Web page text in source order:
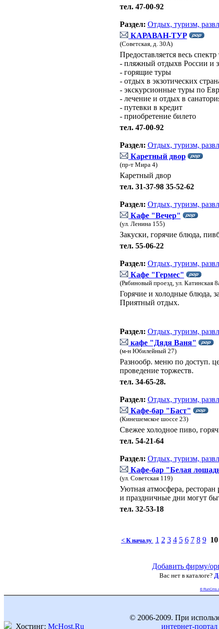
тел. 47-00-92
Раздел: Отдых, туризм,
КАРАВАН-ТУР
(Советская, д. 30А)
Предоставляется весь
- пляжный отдыхв России и
- горящие туры
- отдых в экзотических
- экскурсионные туры по
- лечение и отдых в
- путевки в кредит
- приобретение билето
тел. 47-00-92
Раздел: Отдых, туризм,
Каретный двор
(пр-т Мира 4)
Каретный двор
тел. 31-37-98 35-52-62
Раздел: Отдых, туризм,
Кафе "Вечер"
(ул. Ленина 155)
Закуски, горячие блюда,
тел. 55-06-22
Раздел: Отдых, туризм,
Кафе "Гермес"
(Рябиновый проезд, ул. Катинская
Горячие и холодные блюда,
Приятный отдых.
Раздел: Отдых, туризм,
кафе "Дядя Ваня"
(м-н Юбилейный 27)
Разнообр. меню по доступ.
проведение торжеств.
тел. 34-65-28.
Раздел: Отдых, туризм,
Кафе-бар "Баст"
(Кинешемское шоссе 23)
Свежее холодное пиво,
тел. 54-21-64
Раздел: Отдых, туризм,
Кафе-бар "Белая
(ул. Советская 119)
Уютная атмосфера,
и праздничные дни могут
тел. 32-53-18
< К началу 1 2 3 4 5 6 7 8 9
Добавить фирму/
Вас нет в каталоге?
©
Хостинг: McHost.Ru
© 2006-2009. При
интернет-